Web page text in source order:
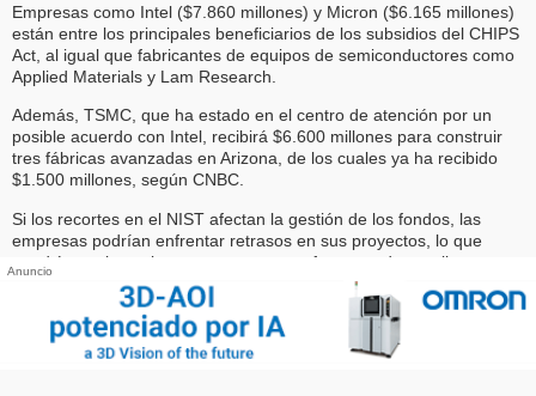
Empresas como Intel ($7.860 millones) y Micron ($6.165 millones)
están entre los principales beneficiarios de los subsidios del CHIPS
Act, al igual que fabricantes de equipos de semiconductores como
Applied Materials y Lam Research.
Además, TSMC, que ha estado en el centro de atención por un
posible acuerdo con Intel, recibirá $6.600 millones para construir
tres fábricas avanzadas en Arizona, de los cuales ya ha recibido
$1.500 millones, según CNBC.
Si los recortes en el NIST afectan la gestión de los fondos, las
empresas podrían enfrentar retrasos en sus proyectos, lo que
pondría en riesgo los avances en manufactura y desarrollo
tecnológico dentro de EE. UU.
Anuncio